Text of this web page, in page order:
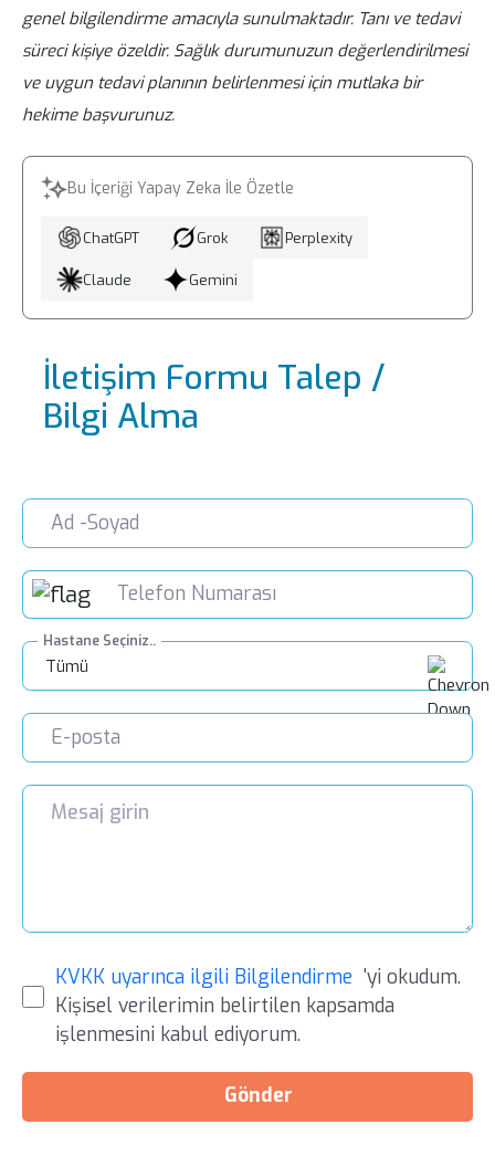
olarak, sık sık idrar yolu enfeksiyonu,
idrar miktarında artış ve idrar kaçırma,
vajinal kanama, cinsel ilişkiye girmeseniz
bile vajinada kanamalar olması, tahriş ve
kaşıntı gibi belirtiler yaşayabilirsiniz.
genel bilgilendirme amacıyla sunulmaktadır. Tanı ve tedavi
süreci kişiye özeldir. Sağlık durumunuzun değerlendirilmesi
ve uygun tedavi planının belirlenmesi için mutlaka bir
hekime başvurunuz.
Bu İçeriği Yapay Zeka İle Özetle
ChatGPT Grok Perplexity
Claude Gemini
İletişim Formu Talep /
Bilgi Alma
Hastane Seçiniz..
Tümü
KVKK uyarınca ilgili Bilgilendirme 'yi okudum.
Kişisel verilerimin belirtilen kapsamda
işlenmesini kabul ediyorum.
Gönder